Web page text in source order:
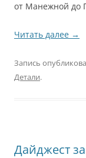
от Манежной до
Читать далее →
Запись
Детали.
Дайджест